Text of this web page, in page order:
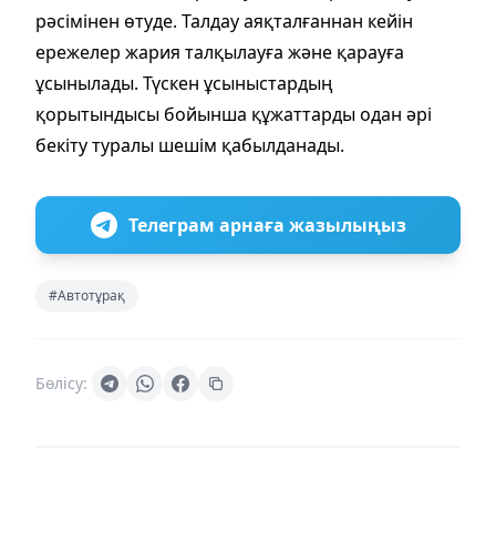
рәсімінен өтуде. Талдау аяқталғаннан кейін
ережелер жария талқылауға және қарауға
ұсынылады. Түскен ұсыныстардың
қорытындысы бойынша құжаттарды одан әрі
бекіту туралы шешім қабылданады.
Телеграм арнаға жазылыңыз
#Автотұрақ
Бөлісу: